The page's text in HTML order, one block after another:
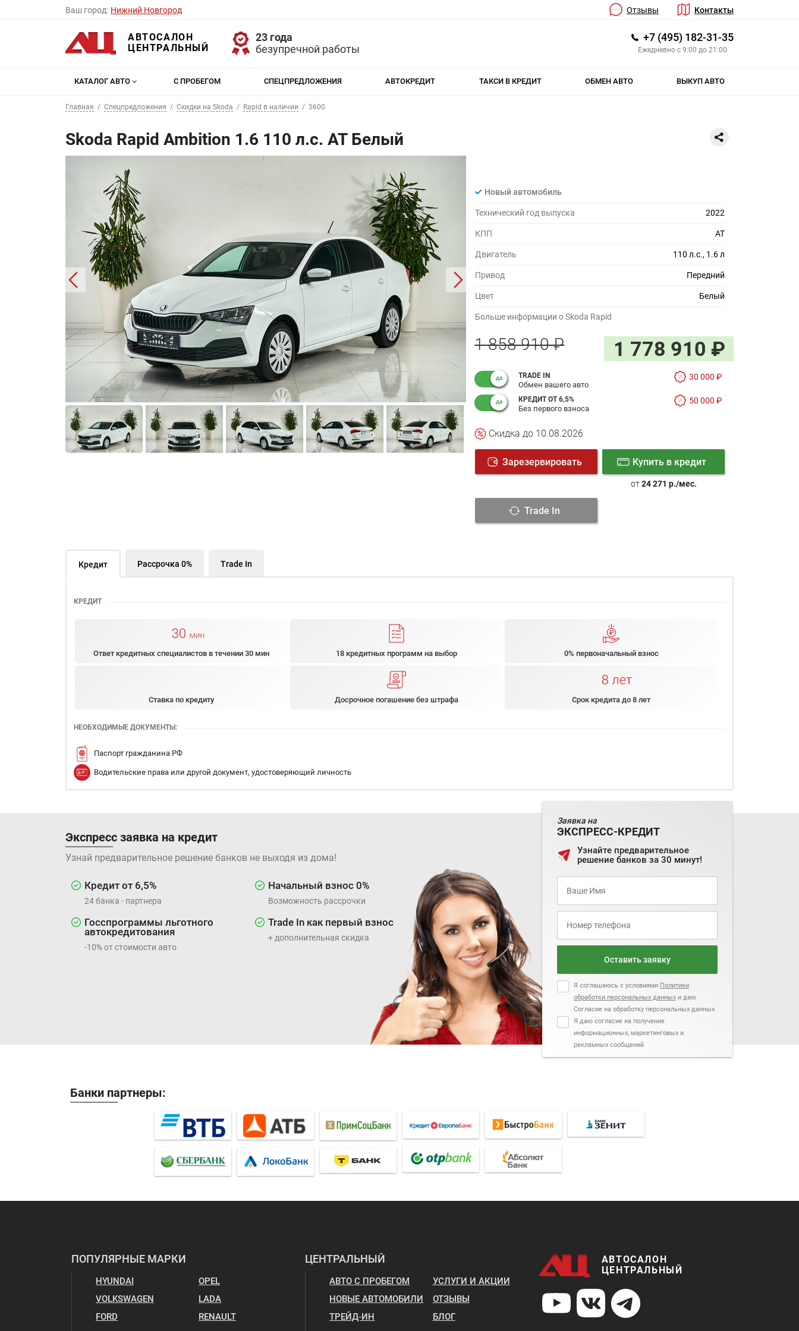
Ваш город: Нижний Новгород Отзывы Контакты
АВТОСАЛОН
ЦЕНТРАЛЬНЫЙ
23 года
безупречной работы
+7 (495) 182-31-35
Ежедневно с 9:00 до 21:00
КАТАЛОГ АВТО С ПРОБЕГОМ СПЕЦПРЕДЛОЖЕНИЯ АВТОКРЕДИТ ТАКСИ В КРЕДИТ ОБМЕН АВТО ВЫКУП АВТО
Главная Спецпредложения Скидки на Skoda Rapid в наличии 5600
Skoda Rapid Ambition 1.6 110 л.с. AT Белый
Новый автомобиль
Технический год выпуска 2022
КПП AT
Двигатель 110 л.с., 1.6 л
Привод Передний
Цвет Белый
Больше информации о Skoda Rapid
1 858 910 ₽ 1 778 910 ₽
TRADE IN
Обмен вашего авто
30 000 ₽
КРЕДИТ ОТ 6,5%
Без первого взноса
50 000 ₽
Cкидкадо 10.08.2026
Зарезервировать Купить в кредит
от24 271 р./мес.
Trade In
Кредит Рассрочка 0% Trade In
КРЕДИТ
Ответ кредитных специалистов в течении 30 мин 18 кредитных программ на выбор 0% первоначальный взнос
Ставка по кредиту Досрочное погашение без штрафа Срок кредита до 8 лет
НЕОБХОДИМЫЕ ДОКУМЕНТЫ:
Паспорт гражданина РФ
Водительские права или другой документ, удостоверяющий личность
Экспресс заявка на кредит
Узнай предварительное решение банков не выходя из дома!
Кредит от 6,5%
24 банка - партнера
Начальный взнос 0%
Возможность рассрочки
Госспрограммы льготного
автокредитования
-10% от стоимости авто
Trade In как первый взнос
+ дополнительная скидка
Заявка на
ЭКСПРЕСС-КРЕДИТ
Узнайте предварительное
решение банков за 30 минут!
Оставить заявку
Я соглашаюсь с условиями Политики
обработки персональных данных и даю
Согласие на обработку персональных данных
Я даю согласие на получение
информационных, маркетинговых и
рекламных сообщений
Банки партнеры:
ПОПУЛЯРНЫЕ МАРКИ
HYUNDAI
VOLKSWAGEN
FORD
OPEL
LADA
RENAULT
ЦЕНТРАЛЬНЫЙ
АВТО С ПРОБЕГОМ
НОВЫЕ АВТОМОБИЛИ
ТРЕЙД-ИН
УСЛУГИ И АКЦИИ
ОТЗЫВЫ
БЛОГ
АВТОСАЛОН
ЦЕНТРАЛЬНЫЙ